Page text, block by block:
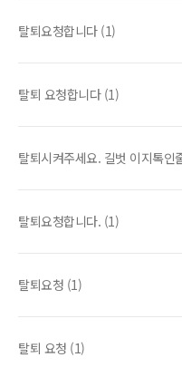
탈퇴요청합니다 (1)
탈퇴 요청합니다 (1)
탈퇴시켜주세요. 길벗 이지톡인
탈퇴요청합니다. (1)
탈퇴요청 (1)
탈퇴 요청 (1)